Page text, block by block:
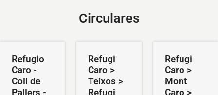
Circulares
Refugio
Caro -
Coll de
Pallers -
Refugi
Caro >
Teixos >
Refugi
Refugi
Caro >
Mont
Caro >